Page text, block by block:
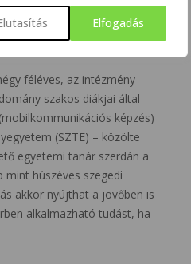
Elfogadás
KÉPZÉS
féléves, az intézmény
szakos diákjai által
képzés)
(SZTE) – közölte
egyetemi tanár szerdán a
mint húszéves szegedi
akkor nyújthat a jövőben is
alkalmazható tudást, ha